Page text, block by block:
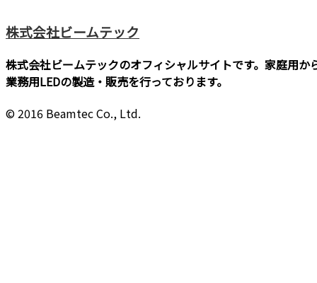
株式会社ビームテック
株式会社ビームテックのオフィシャルサイトです。家庭用か
業務用LEDの製造・販売を行っております。
© 2016 Beamtec Co., Ltd.